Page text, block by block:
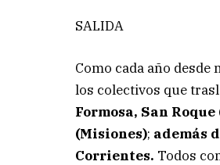
SALIDA
Como cada año
los colectivos que
Formosa, San
(Misiones); además
Corrientes. Todos